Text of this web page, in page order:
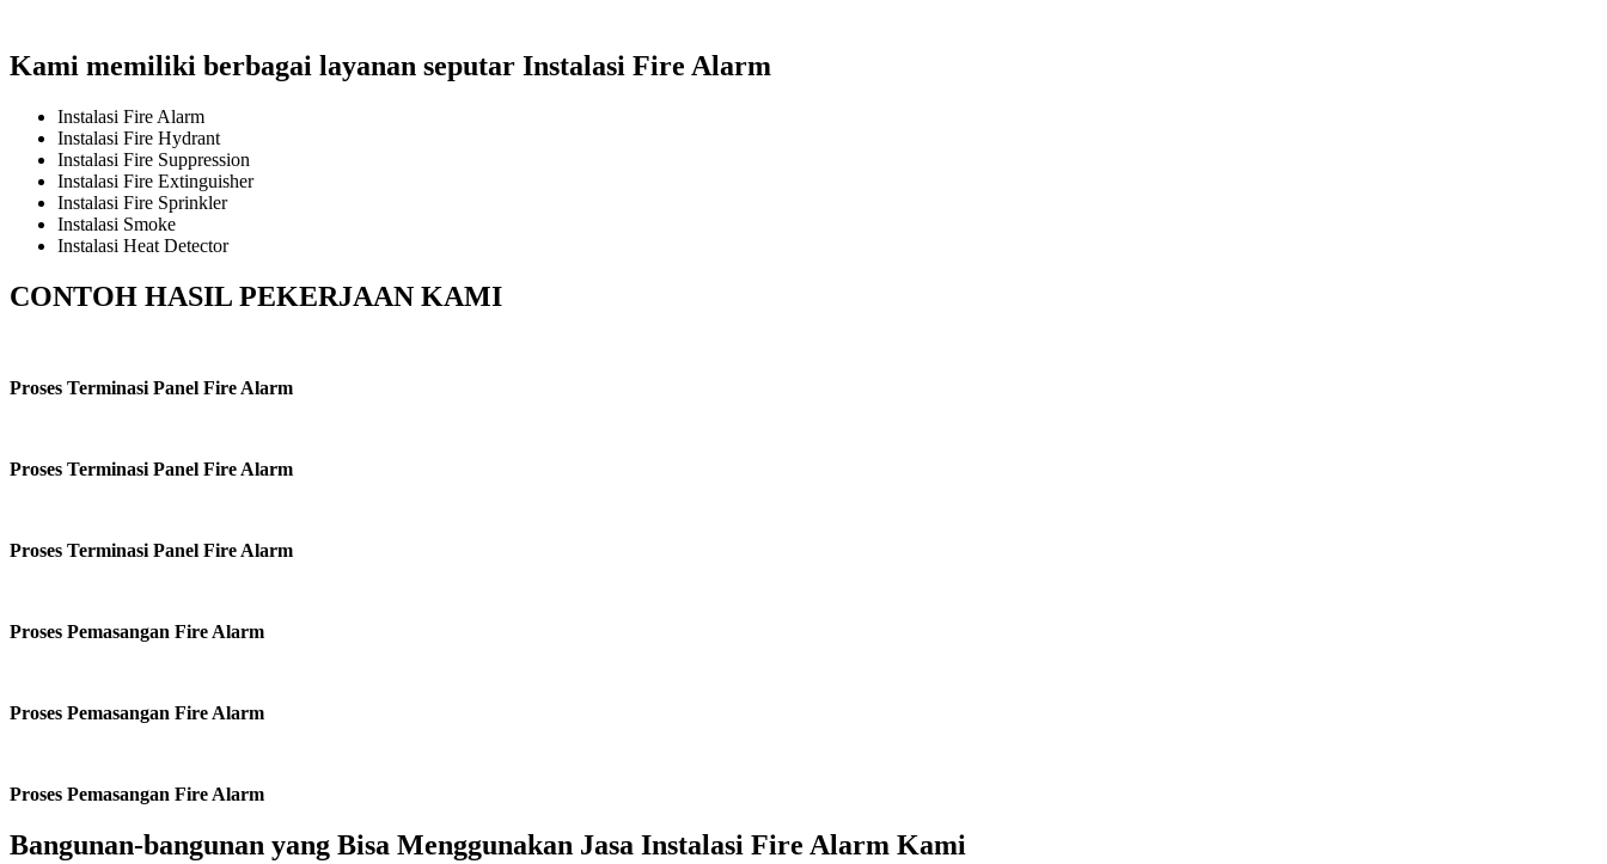
Kami memiliki berbagai layanan seputar Instalasi Fire Alarm
Instalasi Fire Alarm
Instalasi Fire Hydrant
Instalasi Fire Suppression
Instalasi Fire Extinguisher
Instalasi Fire Sprinkler
Instalasi Smoke
Instalasi Heat Detector
CONTOH HASIL PEKERJAAN KAMI
Proses Terminasi Panel Fire Alarm
Proses Terminasi Panel Fire Alarm
Proses Terminasi Panel Fire Alarm
Proses Pemasangan Fire Alarm
Proses Pemasangan Fire Alarm
Proses Pemasangan Fire Alarm
Bangunan-bangunan yang Bisa Menggunakan Jasa Instalasi Fire Alarm Kami